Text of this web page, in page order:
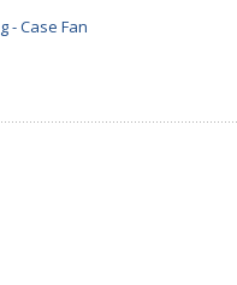
- Case Fan